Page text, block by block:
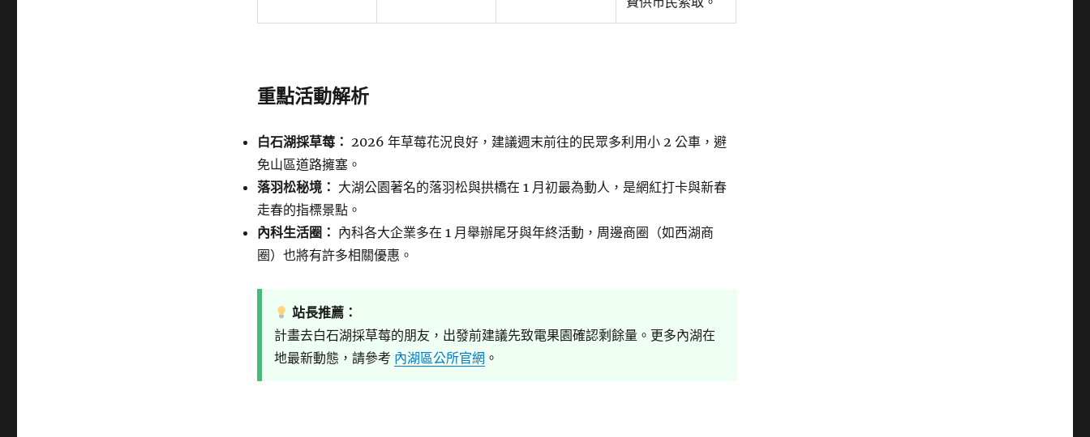
重點活動解析
白石湖採草莓： 2026 年草莓花況良好，建議週末前往的民眾多利用小 2 公車，避
免山區道路擁塞。
落羽松秘境： 大湖公園著名的落羽松與拱橋在 1 月初最為動人，是網紅打卡與新春
走春的指標景點。
內科生活圈： 內科各大企業多在 1 月舉辦尾牙與年終活動，周邊商圈（如西湖商
圈）也將有許多相關優惠。
站長推薦：
計畫去白石湖採草莓的朋友，出發前建議先致電果園確認剩餘量。更多內湖在
地最新動態，請參考 內湖區公所官網 。